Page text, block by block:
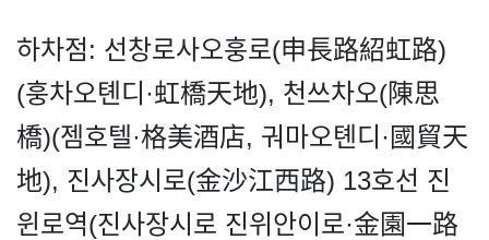
하차점: 선창로사오훙로(申長路紹虹路)
(훙차오톈디·虹橋天地), 천쓰차오(陳思
橋)(젬호텔·格美酒店, 궈마오톈디·國貿天
地), 진사장시로(金沙江西路) 13호선 진
윈로역(진사장시로 진위안이로·金園一路